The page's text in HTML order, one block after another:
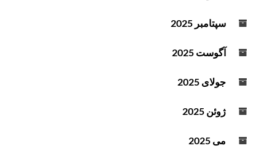
سپتامبر 2025
آگوست 2025
جولای 2025
ژوئن 2025
می 2025